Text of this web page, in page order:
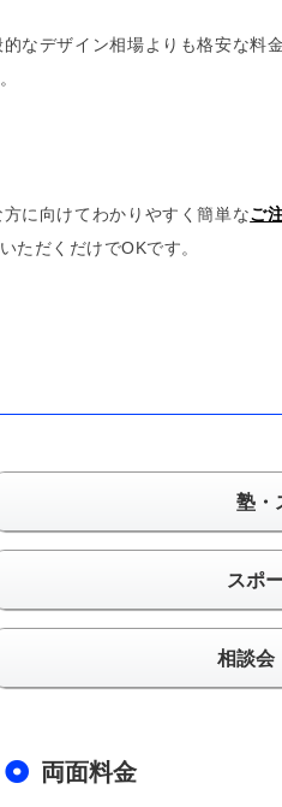
デザイン相場よりも格安な料
に向けてわかりやすく簡単なご
ただくだけでOKです。
塾・
スポ
相談会
両面料金